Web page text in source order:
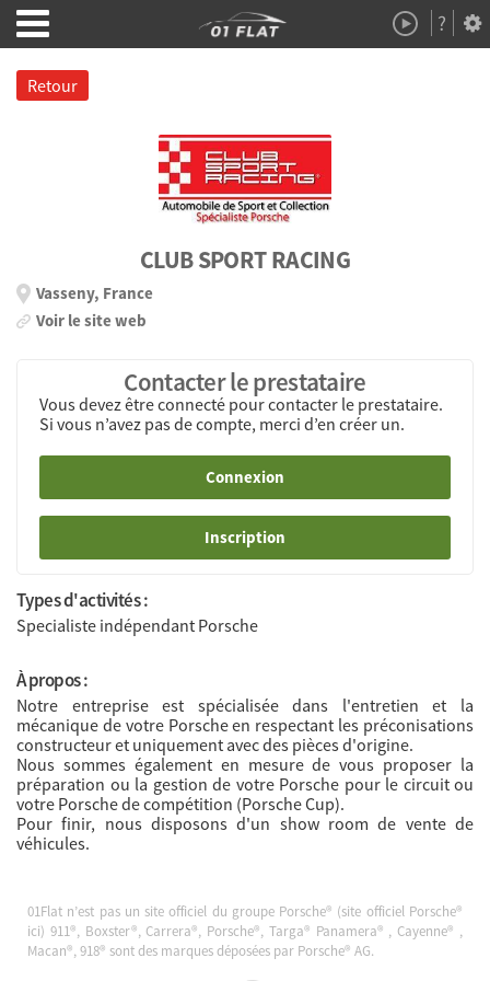
?
Démo
Retour
CLUB SPORT RACING
Vasseny, France
Voir le site web
Contacter le prestataire
Vous devez être connecté pour contacter le prestataire.
Si vous n’avez pas de compte, merci d’en créer un.
Connexion
Inscription
Types d'activités :
Specialiste indépendant Porsche
À propos :
Notre entreprise est spécialisée dans l'entretien et la
mécanique de votre Porsche en respectant les préconisations
constructeur et uniquement avec des pièces d'origine.
Nous sommes également en mesure de vous proposer la
préparation ou la gestion de votre Porsche pour le circuit ou
votre Porsche de compétition (Porsche Cup).
Pour finir, nous disposons d'un show room de vente de
véhicules.
01Flat n’est pas un site officiel du groupe Porsche® (site officiel Porsche®
ici) 911®, Boxster®, Carrera®, Porsche®, Targa® Panamera® , Cayenne® ,
Macan®, 918® sont des marques déposées par Porsche® AG.